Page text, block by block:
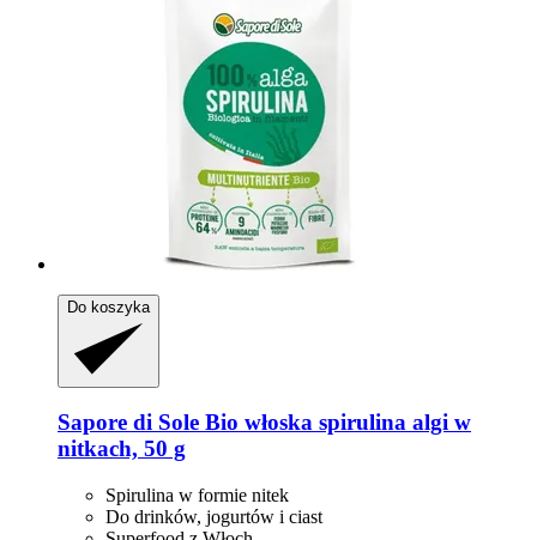
Do koszyka
Sapore di Sole Bio włoska spirulina algi w
nitkach, 50 g
Spirulina w formie nitek
Do drinków, jogurtów i ciast